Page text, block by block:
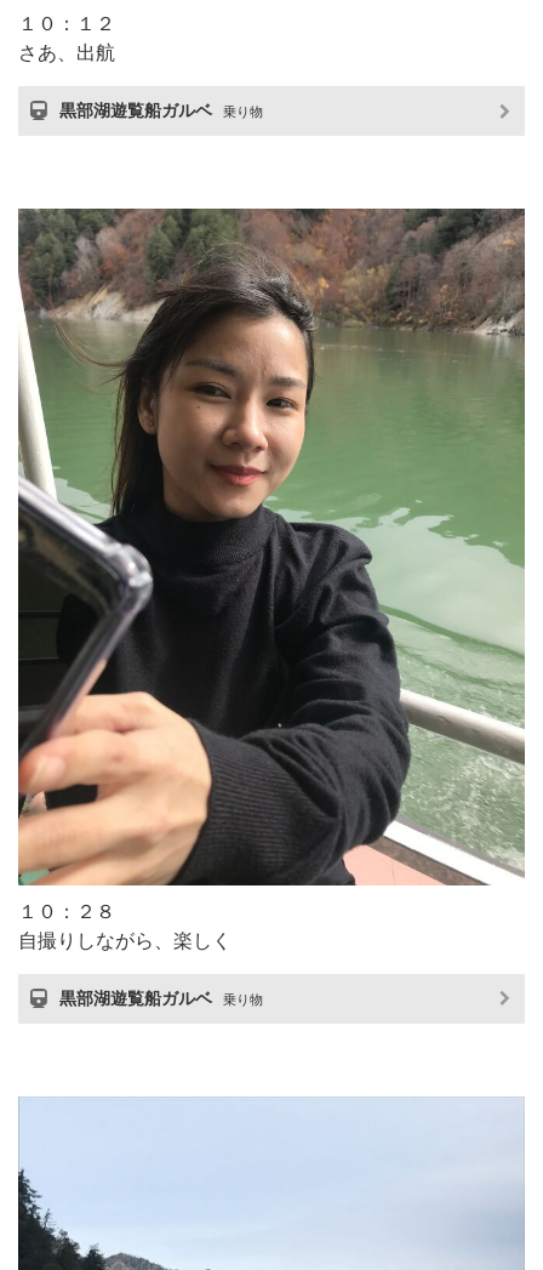
１０：１２
さあ、出航
黒部湖遊覧船ガルベ 乗り物
１０：２８
自撮りしながら、楽しく
黒部湖遊覧船ガルベ 乗り物